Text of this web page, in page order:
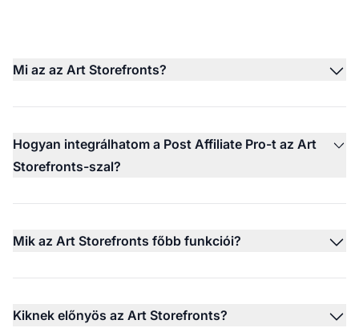
Mi az az Art Storefronts?
Hogyan integrálhatom a Post Affiliate Pro-t az Art
Storefronts-szal?
Mik az Art Storefronts főbb funkciói?
Kiknek előnyös az Art Storefronts?